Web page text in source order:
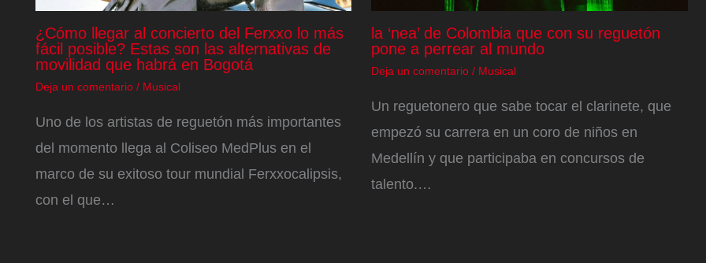
¿Cómo llegar al concierto del Ferxxo lo más
fácil posible? Estas son las alternativas de
movilidad que habrá en Bogotá
Deja un comentario / Musical
Uno de los artistas de reguetón más importantes
del momento llega al Coliseo MedPlus en el
marco de su exitoso tour mundial Ferxxocalipsis,
con el que…
la ‘nea’ de Colombia que con su reguetón
pone a perrear al mundo
Deja un comentario / Musical
Un reguetonero que sabe tocar el clarinete, que
empezó su carrera en un coro de niños en
Medellín y que participaba en concursos de
talento.…